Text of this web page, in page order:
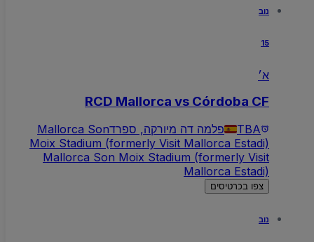
נוב
א׳
RCD Mallorca vs Córdoba CF
TBA פלמה דה מיורקה, ספרדMallorca Son
Moix Stadium (formerly Visit Mallorca Estadi)
Mallorca Son Moix Stadium (formerly Visit
Mallorca Estadi)
צפו בכרטיסים
נוב